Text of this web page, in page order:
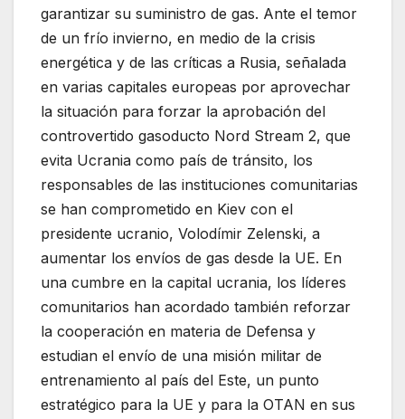
garantizar su suministro de gas. Ante el temor
de un frío invierno, en medio de la crisis
energética y de las críticas a Rusia, señalada
en varias capitales europeas por aprovechar
la situación para forzar la aprobación del
controvertido gasoducto Nord Stream 2, que
evita Ucrania como país de tránsito, los
responsables de las instituciones comunitarias
se han comprometido en Kiev con el
presidente ucranio, Volodímir Zelenski, a
aumentar los envíos de gas desde la UE. En
una cumbre en la capital ucrania, los líderes
comunitarios han acordado también reforzar
la cooperación en materia de Defensa y
estudian el envío de una misión militar de
entrenamiento al país del Este, un punto
estratégico para la UE y para la OTAN en sus